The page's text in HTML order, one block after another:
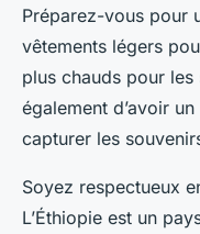
Préparez-vous pour
vêtements légers
plus chauds pour
également d’avoir
capturer les
Soyez respectueux
L’Éthiopie est un